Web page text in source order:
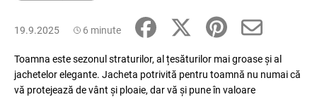
19.9.2025 6 minute
Toamna este sezonul straturilor, al țesăturilor mai groase și al
jachetelor elegante. Jacheta potrivită pentru toamnă nu numai că
vă protejează de vânt și ploaie, dar vă și pune în valoare